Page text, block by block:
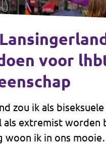
voor
zou ik als
als extremist worden
woon ik in ons mooie